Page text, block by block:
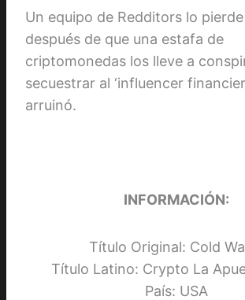
Un equipo de Redditors lo
después de que una estafa de
criptomonedas los lleve a
secuestrar al ‘influencer
arruinó.
INFORMACIÓN:
Título Original: Cold
Título Latino: Crypto La
País: USA